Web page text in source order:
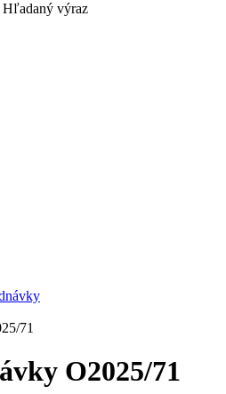
Hľadaný výraz
71
O2025/71